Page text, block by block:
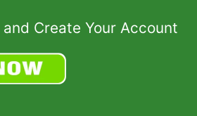
Create Your Account